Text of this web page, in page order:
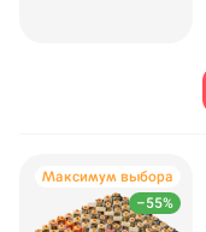
–55%
Максимум выбора